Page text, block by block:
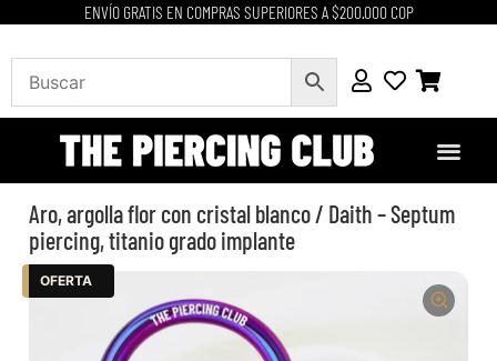
ENVÍO GRATIS EN COMPRAS SUPERIORES A $200.000 COP
Aro, argolla flor con cristal blanco / Daith – Septum
piercing, titanio grado implante
OFERTA